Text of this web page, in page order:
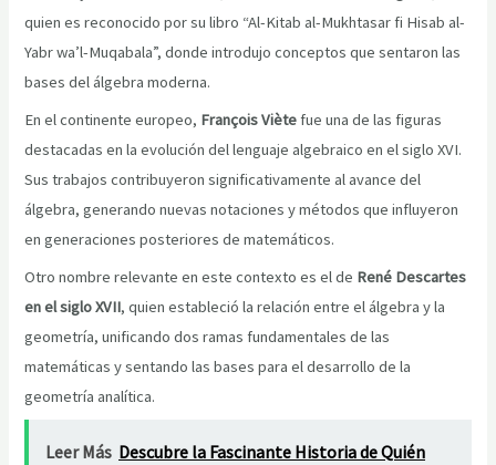
quien es reconocido por su libro “Al-Kitab al-Mukhtasar fi Hisab al-
Yabr wa’l-Muqabala”, donde introdujo conceptos que sentaron las
bases del álgebra moderna.
En el continente europeo, François Viètefue una de las figuras
destacadas en la evolución del lenguaje algebraico en el siglo XVI.
Sus trabajos contribuyeron significativamente al avance del
álgebra, generando nuevas notaciones y métodos que influyeron
en generaciones posteriores de matemáticos.
Otro nombre relevante en este contexto es el de René Descartes
en el siglo XVII, quien estableció la relación entre el álgebra y la
geometría, unificando dos ramas fundamentales de las
matemáticas y sentando las bases para el desarrollo de la
geometría analítica.
Leer Más Descubre la Fascinante Historia de Quién